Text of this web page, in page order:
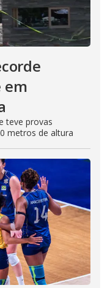
em
teve provas
metros de altura